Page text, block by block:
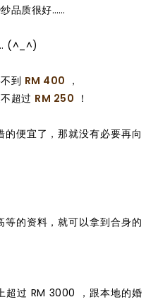
品质很好……
(^_^)
到 RM 400 ，
超过 RM 250 ！
便宜了，那就没有必要再向
的资料，就可以拿到合身的
超过 RM 3000 ，跟本地的婚